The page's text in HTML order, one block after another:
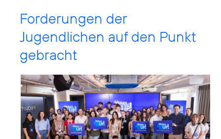
Forderungen der
Jugendlichen auf den Punkt
gebracht